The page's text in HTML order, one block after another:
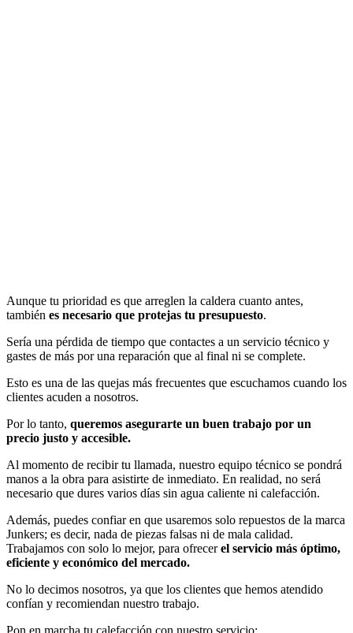
Aunque tu prioridad es que arreglen la caldera cuanto antes,
también es necesario que protejas tu presupuesto.
Sería una pérdida de tiempo que contactes a un servicio técnico y
gastes de más por una reparación que al final ni se complete.
Esto es una de las quejas más frecuentes que escuchamos cuando los
clientes acuden a nosotros.
Por lo tanto, queremos asegurarte un buen trabajo por un
precio justo y accesible.
Al momento de recibir tu llamada, nuestro equipo técnico se pondrá
manos a la obra para asistirte de inmediato. En realidad, no será
necesario que dures varios días sin agua caliente ni calefacción.
Además, puedes confiar en que usaremos solo repuestos de la marca
Junkers; es decir, nada de piezas falsas ni de mala calidad.
Trabajamos con solo lo mejor, para ofrecerel servicio más óptimo,
eficiente y económico del mercado.
No lo decimos nosotros, ya que los clientes que hemos atendido
confían y recomiendan nuestro trabajo.